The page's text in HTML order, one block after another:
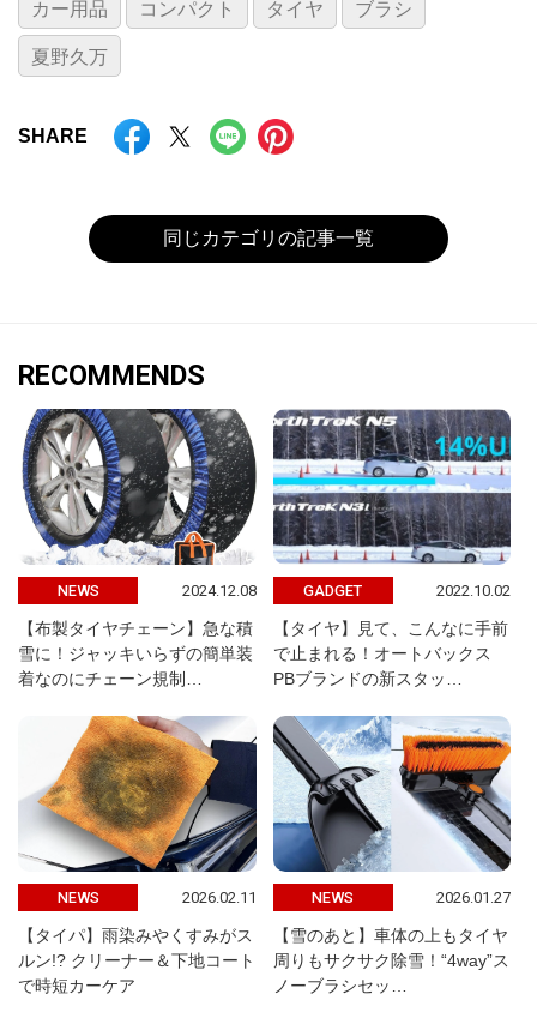
カー用品 コンパクト タイヤ ブラシ
夏野久万
SHARE
同じカテゴリの記事一覧
RECOMMENDS
NEWS 2024.12.08
【布製タイヤチェーン】急な積
雪に！ジャッキいらずの簡単装
着なのにチェーン規制…
GADGET 2022.10.02
【タイヤ】見て、こんなに手前
で止まれる！オートバックス
PBブランドの新スタッ…
NEWS 2026.02.11
【タイパ】雨染みやくすみがス
ルン!? クリーナー＆下地コート
で時短カーケア
NEWS 2026.01.27
【雪のあと】車体の上もタイヤ
周りもサクサク除雪！“4way”ス
ノーブラシセッ…